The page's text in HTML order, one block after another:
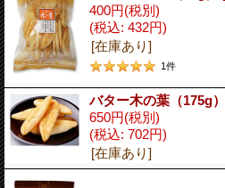
400円(税別)
(税込: 432円)
[在庫あり]
1件
バター木の葉（175g）
650円(税別)
(税込: 702円)
[在庫あり]